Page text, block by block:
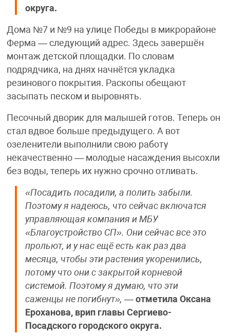
округа.
Дома №7 и №9 на улице Победы в микрорайоне
Ферма — следующий адрес. Здесь завершён
монтаж детской площадки. По словам
подрядчика, на днях начнётся укладка
резинового покрытия. Раскопы обещают
засыпать песком и выровнять.
Песочный дворик для малышей готов. Теперь он
стал вдвое больше предыдущего. А вот
озеленители выполнили свою работу
некачественно — молодые насаждения высохли
без воды, теперь их нужно срочно отливать.
«Посадить посадили, а полить забыли.
Поэтому я надеюсь, что сейчас включатся
управляющая компания и МБУ
«Благоустройство СП». Они сейчас все это
прольют, и у нас ещё есть как раз два
месяца, чтобы эти растения укоренились,
потому что они с закрытой корневой
системой. Поэтому я думаю, что эти
саженцы не погибнут», — отметила Оксана
Ероханова, врип главы Сергиево-
Посадского городского округа.